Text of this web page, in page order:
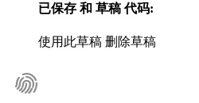
已保存 和 草稿代码:
使用此草稿 删除草稿